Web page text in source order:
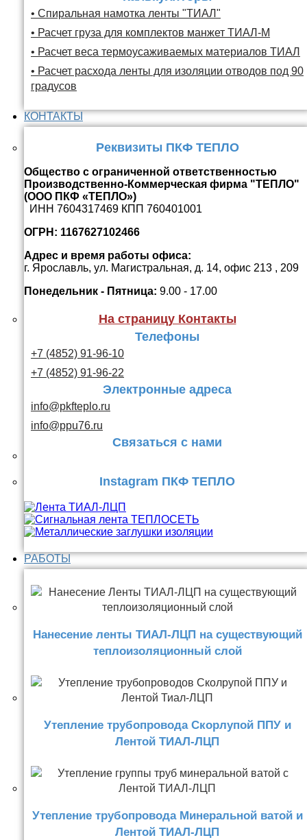
• Спиральная намотка ленты "ТИАЛ"
• Расчет груза для комплектов манжет ТИАЛ-М
• Расчет веса термоусаживаемых материалов ТИАЛ
• Расчет расхода ленты для изоляции отводов под 90
градусов
КОНТАКТЫ
Реквизиты ПКФ ТЕПЛО
Общество с ограниченной ответственностью
Производственно-Коммерческая фирма "ТЕПЛО"
(ООО ПКФ «ТЕПЛО»)
ИНН 7604317469 КПП 760401001
ОГРН: 1167627102466
Адрес и время работы офиса:
г. Ярославль, ул. Магистральная, д. 14, офис 213 , 209
Понедельник - Пятница: 9.00 - 17.00
На страницу Контакты
Телефоны
+7 (4852) 91-96-10
+7 (4852) 91-96-22
Электронные адреса
info@pkfteplo.ru
info@ppu76.ru
Связаться с нами
Instagram ПКФ ТЕПЛО
РАБОТЫ
Нанесение ленты ТИАЛ-ЛЦП на существующий
теплоизоляционный слой
Утепление трубопровода Скорлупой ППУ и
Лентой ТИАЛ-ЛЦП
Утепление трубопровода Минеральной ватой и
Лентой ТИАЛ-ЛЦП